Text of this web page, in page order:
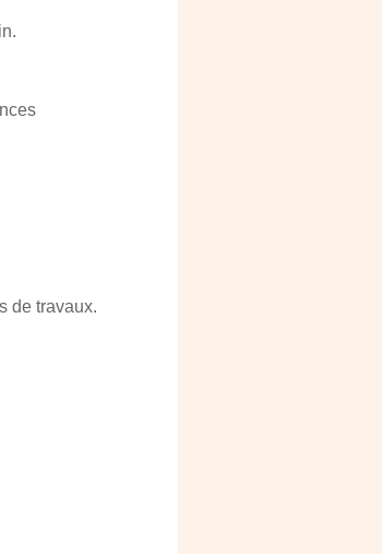
de travaux.